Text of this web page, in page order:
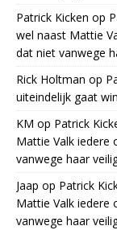
Patrick Kicken op
wel naast Mattie
dat niet vanwege
Rick Holtman op
uiteindelijk gaat
KM op Patrick
Mattie Valk iedere
vanwege haar
Jaap op Patrick
Mattie Valk iedere
vanwege haar